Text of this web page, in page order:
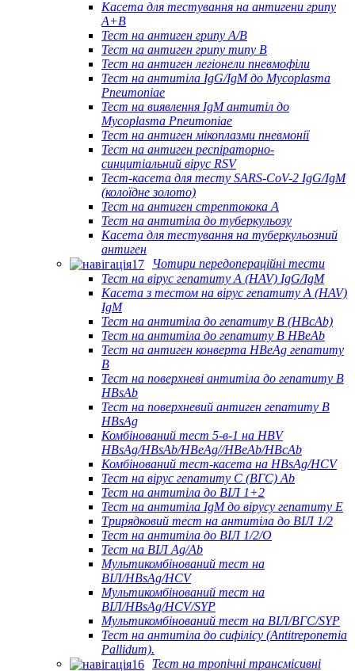
Касета для тестування на антигени грипу
A+B
Тест на антиген грипу A/B
Тест на антиген грипу типу B
Тест на антиген легіонели пневмофіли
Тест на антитіла IgG/IgM до Mycoplasma
Pneumoniae
Тест на виявлення IgM антитіл до
Mycoplasma Pneumoniae
Тест на антиген мікоплазми пневмонії
Тест на антиген респіраторно-
синцитіальний вірус RSV
Тест-касета для тесту SARS-CoV-2 IgG/IgM
(колоїдне золото)
Тест на антиген стрептокока А
Тест на антитіла до туберкульозу
Касета для тестування на туберкульозний
антиген
Чотири передопераційні тести
Тест на вірус гепатиту А (HAV) IgG/IgM
Касета з тестом на вірус гепатиту А (HAV)
IgM
Тест на антитіла до гепатиту B (HBcAb)
Тест на антитіла до гепатиту B HBeAb
Тест на антиген конверта HBeAg гепатиту
B
Тест на поверхневі антитіла до гепатиту B
HBsAb
Тест на поверхневий антиген гепатиту B
HBsAg
Комбінований тест 5-в-1 на HBV
HBsAg/HBsAb/HBeAg//HBeAb/HBcAb
Комбінований тест-касета на HBsAg/HCV
Тест на вірус гепатиту С (ВГС) Ab
Тест на антитіла до ВІЛ 1+2
Тест на антитіла IgM до вірусу гепатиту Е
Трирядковий тест на антитіла до ВІЛ 1/2
Тест на антитіла до ВІЛ 1/2/O
Тест на ВІЛ Ag/Ab
Мультикомбінований тест на
ВІЛ/HBsAg/HCV
Мультикомбінований тест на
ВІЛ/HBsAg/HCV/SYP
Мультикомбінований тест на ВІЛ/ВГС/SYP
Тест на антитіла до сифілісу (Antitreponemia
Pallidum).
Тест на тропічні трансмісивні